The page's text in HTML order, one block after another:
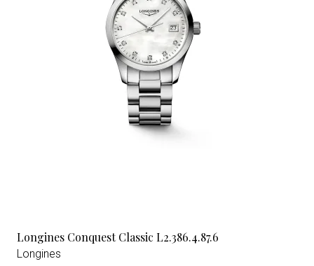
Longines Conquest Classic L2.386.4.87.6
Longines